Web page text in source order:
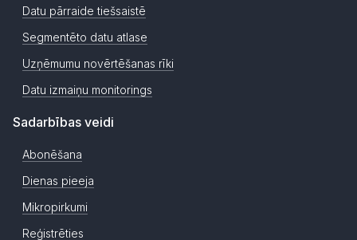
Datu pārraide tiešsaistē
Segmentēto datu atlase
Uzņēmumu novērtēšanas rīki
Datu izmaiņu monitorings
Sadarbības veidi
Abonēšana
Dienas pieeja
Mikropirkumi
Reģistrēties